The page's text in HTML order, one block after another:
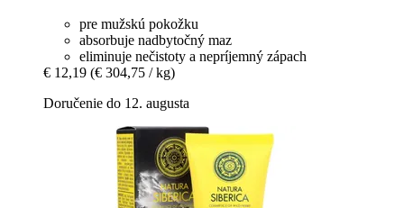
pre mužskú pokožku
absorbuje nadbytočný maz
eliminuje nečistoty a nepríjemný zápach
€ 12,19 (€ 304,75 / kg)
Doručenie do 12. augusta